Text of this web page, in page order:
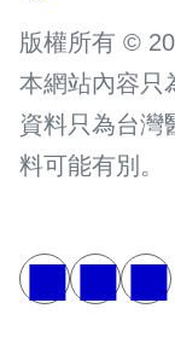
版權所有 ©
本網站內容只
資料只為台灣
料可能有別。